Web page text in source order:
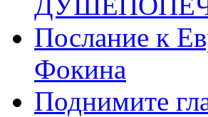
Послание к
Фокина
Поднимите